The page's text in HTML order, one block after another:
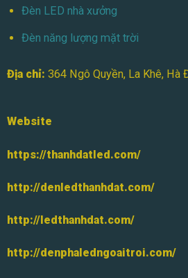
Đèn LED nhà xưởng
Đèn năng lượng mặt trời
Địa chỉ: 364 Ngô Quyền, La Khê, Hà
Website
https://thanhdatled.com/
http://denledthanhdat.com/
http://ledthanhdat.com/
http://denphaledngoaitroi.com/